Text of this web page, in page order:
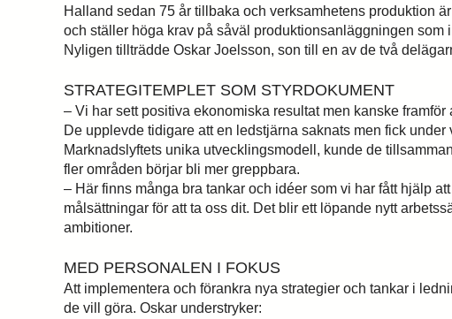
Halland sedan 75 år tillbaka och verksamhetens produktion
och ställer höga krav på såväl produktionsanläggningen
Nyligen tillträdde Oskar Joelsson, son till en av de två
STRATEGITEMPLET SOM STYRDOKUMENT
– Vi har sett positiva ekonomiska resultat men kanske
De upplevde tidigare att en ledstjärna saknats men fick
Marknadslyftets unika utvecklingsmodell, kunde de
fler områden börjar bli mer greppbara.
– Här finns många bra tankar och idéer som vi har fått hjälp
målsättningar för att ta oss dit. Det blir ett löpande nytt
ambitioner.
MED PERSONALEN I FOKUS
Att implementera och förankra nya strategier och tankar i
de vill göra. Oskar understryker: